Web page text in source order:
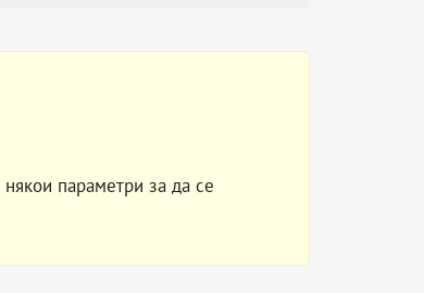
параметри за да се